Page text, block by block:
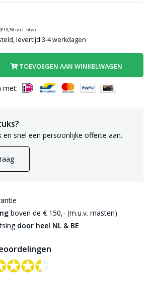
(€19,36incl. btw)
levertijd 3-4 werkdagen
TOEVOEGEN AAN WINKELWAGEN
met:
en snel een persoonlijke offerte aan.
boven de € 150,- (m.u.v. masten)
door heel NL & BE